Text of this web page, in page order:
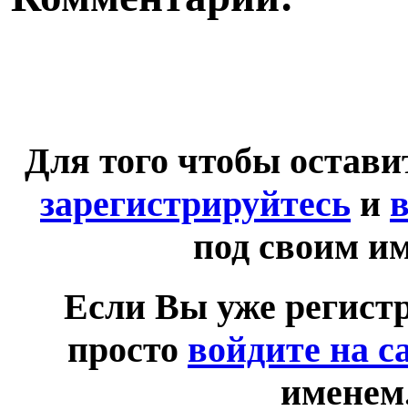
Для того чтобы
зарегистрируйтесь и
под своим
Если Вы уже
просто войдите на